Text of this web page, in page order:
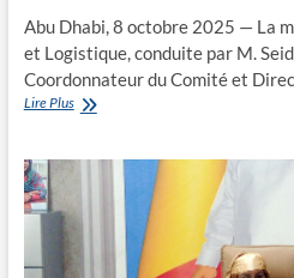
Abu Dhabi, 8 octobre 2025 — La
et Logistique, conduite par M.
Coordonnateur du Comité et
Lire PlusPND
Mission